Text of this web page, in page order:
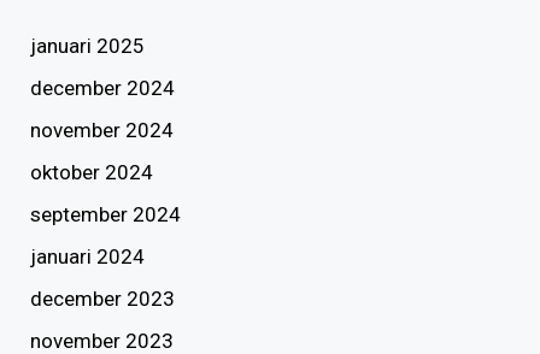
januari 2025
december 2024
november 2024
oktober 2024
september 2024
januari 2024
december 2023
november 2023